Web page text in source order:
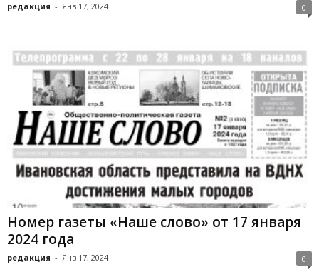
редакция - Янв 17, 2024 0
Номер газеты «Наше слово» от 17 января
2024 года
редакция - Янв 17, 2024 0